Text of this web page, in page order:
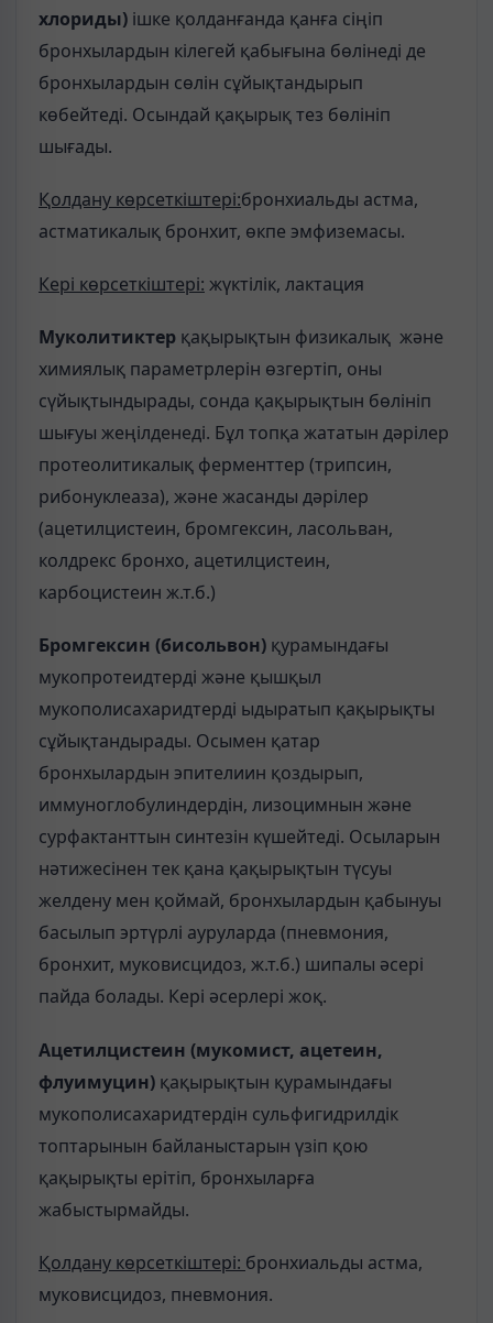
хлориды) ішке қолданғанда қанға сіңіп
бронхылардын кілегей қабығына бөлінеді де
бронхылардын сөлін сұйықтандырып
көбейтеді. Осындай қақырық тез бөлініп
шығады.
Қолдану көрсеткіштері:бронхиальды астма,
астматикалық бронхит, өкпе эмфиземасы.
Кері көрсеткіштері: жүктілік, лактация
Муколитиктер қақырықтын физикалық және
химиялық параметрлерін өзгертіп, оны
сүйықтындырады, сонда қақырықтын бөлініп
шығуы жеңілденеді. Бұл топқа жататын дәрілер
протеолитикалық ферменттер (трипсин,
рибонуклеаза), және жасанды дәрілер
(ацетилцистеин, бромгексин, ласольван,
колдрекс бронхо, ацетилцистеин,
карбоцистеин ж.т.б.)
Бромгексин (бисольвон) қурамындағы
мукопротеидтерді және қышқыл
мукополисахаридтерді ыдыратып қақырықты
сұйықтандырады. Осымен қатар
бронхылардын эпителиин қоздырып,
иммуноглобулиндердін, лизоцимнын және
сурфактанттын синтезін күшейтеді. Осыларын
нәтижесінен тек қана қақырықтын түсуы
желдену мен қоймай, бронхылардын қабынуы
басылып эртүрлі ауруларда (пневмония,
бронхит, муковисцидоз, ж.т.б.) шипалы әсері
пайда болады. Кері әсерлері жоқ.
Ацетилцистеин (мукомист, ацетеин,
флуимуцин) қақырықтын қурамындағы
мукополисахаридтердін сульфигидрилдік
топтарынын байланыстарын үзіп қою
қақырықты ерітіп, бронхыларға
жабыстырмайды.
Қолдану көрсеткіштері: бронхиальды астма,
муковисцидоз, пневмония.